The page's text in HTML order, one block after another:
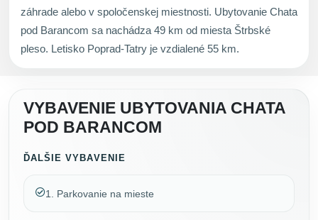
záhrade alebo v spoločenskej miestnosti. Ubytovanie Chata
pod Barancom sa nachádza 49 km od miesta Štrbské
pleso. Letisko Poprad-Tatry je vzdialené 55 km.
VYBAVENIE UBYTOVANIA CHATA
POD BARANCOM
ĎALŠIE VYBAVENIE
1. Parkovanie na mieste